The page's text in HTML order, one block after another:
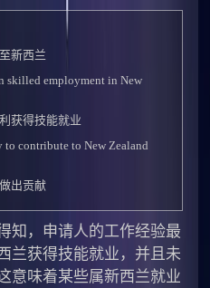
新西兰
skilled employment in New
获得技能就业
contribute to New Zealand
出贡献
，申请人的工作经验最
兰获得技能就业，并且未
意味着某些属新西兰就业